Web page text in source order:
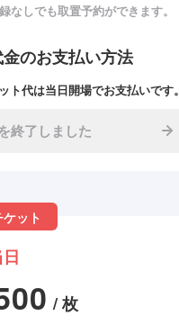
なしでも取置予約ができます。
のお支払い方法
ト代は当日開場でお支払いです。
終了しました
ット
/ 枚